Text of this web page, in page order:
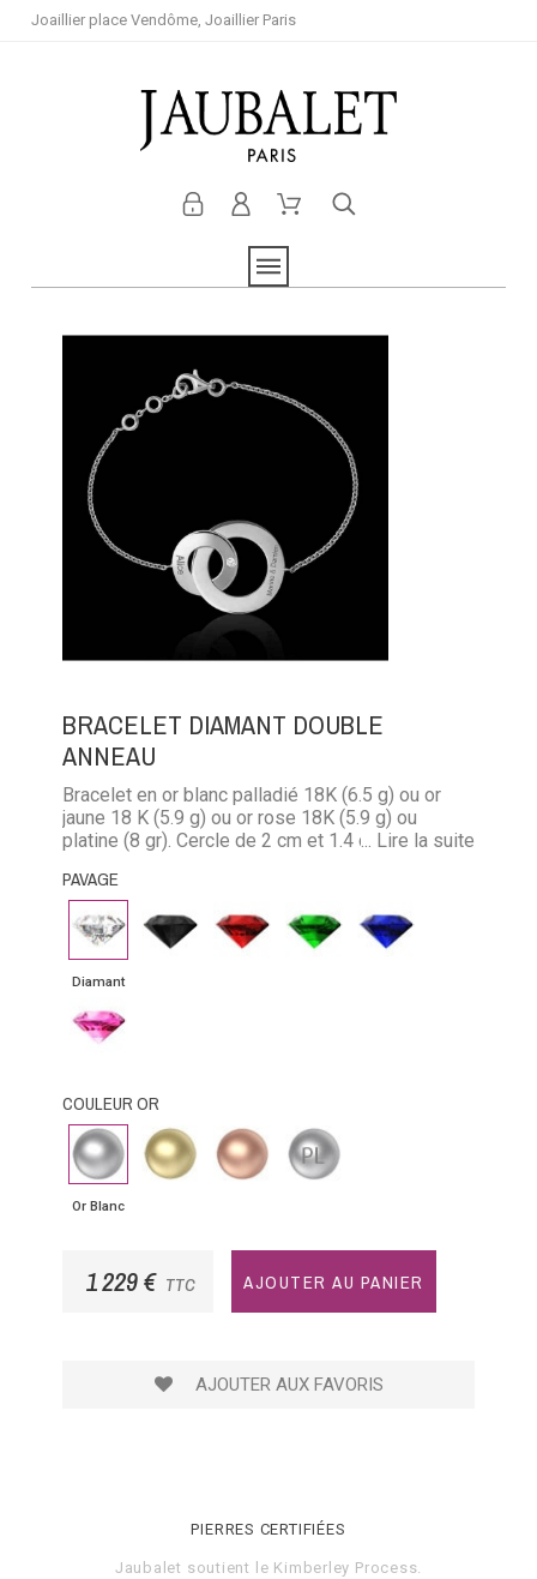
Joaillier place Vendôme, Joaillier Paris
BRACELET DIAMANT DOUBLE
ANNEAU
Bracelet en or blanc palladié 18K (6.5 g) ou or
jaune 18 K (5.9 g) ou or rose 18K (5.9 g) ou
platine (8 gr). Cercle de 2 cm et 1.4 cm à
Un diamant de 0.035 carat
... Lire la suite
PAVAGE
Diamant
Diamant
Diamant
noir
Rubis Emeraude
Saphir
bleu
Saphir
rose
COULEUR OR
Or
Blanc
Or Blanc
Or
Jaune
Or
Rose
Platine
1 229 € TTC AJOUTER AU PANIER
AJOUTER AUX FAVORIS
PIERRES CERTIFIÉES
Jaubalet soutient le Kimberley Process.